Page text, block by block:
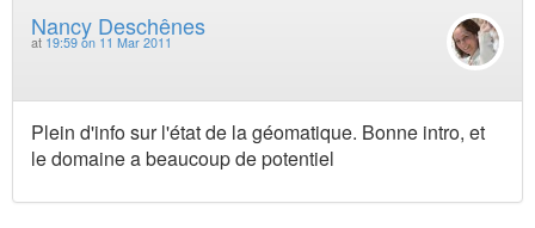
Nancy Deschênes
at 19:59 on 11 Mar 2011
Plein d'info sur l'état de la géomatique. Bonne intro, et
le domaine a beaucoup de potentiel